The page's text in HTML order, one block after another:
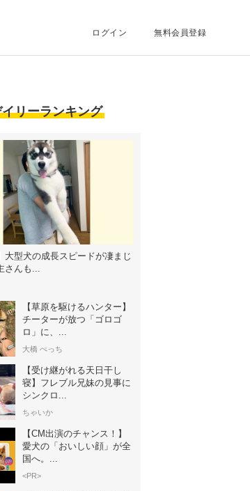
ログイン 無料会員登録
リーランキング
大型犬の成長スピードが凄まじ
さんも...
【草原を駆けるハンター】
チーターが放つ「ゴロゴ
ロ」に、...
大橋 ぺっち
【受け継がれる天日干し
寝】フレブル兄妹の見事に
シンクロ...
ちゃいか
【CM出演のチャンス！】
愛犬の「おいしい顔」が全
国へ。...
<PR>